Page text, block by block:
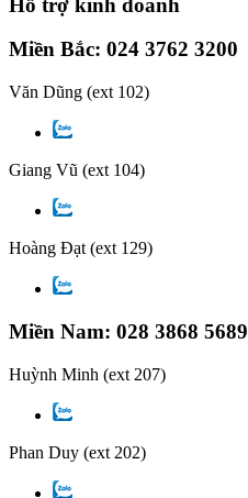
Miền Bắc: 024 3762 3200
Văn Dũng (ext 102)
Giang Vũ (ext 104)
Hoàng Đạt (ext 129)
Miền Nam: 028 3868 5689
Huỳnh Minh (ext 207)
Phan Duy (ext 202)